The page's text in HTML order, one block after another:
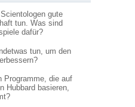
gute
tun. Was sind
dafür?
tun, um den
Programme, die auf
Hubbard basieren,